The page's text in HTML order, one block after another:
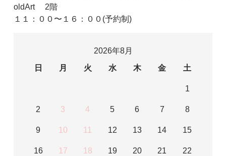
oldArt 2階
１１：００〜１６：００(予約制)
2026年8月
日
月 火 水 木 金 土
1
2 3 4 5 6 7 8
9 10 11 12 13 14 15
16 17 18 19 20 21 22